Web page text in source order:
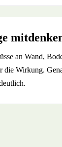
an Wand,
die Wirkung.